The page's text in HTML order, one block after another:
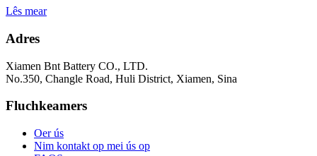
Lês mear
Adres
Xiamen Bnt Battery CO., LTD.
No.350, Changle Road, Huli District, Xiamen, Sina
Fluchkeamers
Oer ús
Nim kontakt op mei ús op